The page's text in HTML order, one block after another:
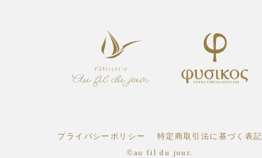
プライバシーポリシー
特定商取引法に基づく表記
©au fil du jour.